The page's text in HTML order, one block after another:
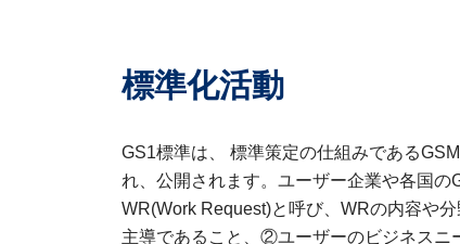
標準化活動
GS1標準は、 標準策定の仕組みである
れ、公開されます。ユーザー企業や各国
WR(Work Request)と呼び、WRの内容や
主導であること、②ユーザーのビジネスニ